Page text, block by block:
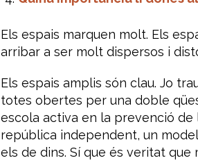
Els espais marquen molt. Els
arribar a ser molt dispersos i
Els espais amplis són clau. Jo
totes obertes per una doble
escola activa en la prevenció de
república independent, un
els de dins. Sí que és veritat que